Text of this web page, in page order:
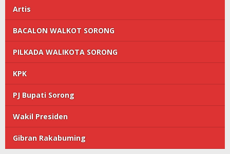
Artis
BACALON WALKOT SORONG
PILKADA WALIKOTA SORONG
KPK
PJ Bupati Sorong
Wakil Presiden
Gibran Rakabuming